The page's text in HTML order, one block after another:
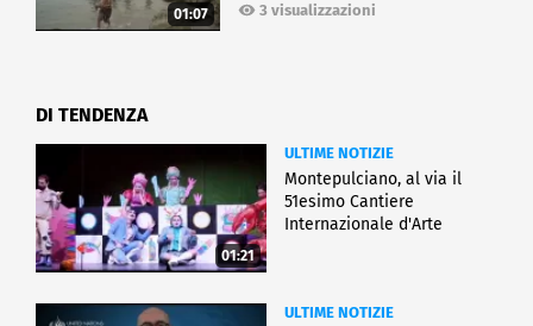
01:07 3 visualizzazioni
DI TENDENZA
01:21
ULTIME NOTIZIE
Montepulciano, al via il
51esimo Cantiere
Internazionale d'Arte
ULTIME NOTIZIE